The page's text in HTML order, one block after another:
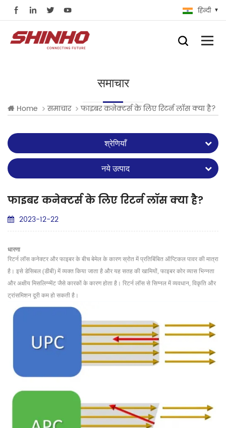
हिन्दी
समाचार
Home समाचार फाइबर कनेक्टर्स के लिए रिटर्न लॉस क्या है?
श्रेणियाँ
नये उत्पाद
फाइबर कनेक्टर्स के लिए रिटर्न लॉस क्या है?
2023-12-22
धारणा
रिटर्न लॉस कनेक्टर और फाइबर के बीच बेमेल के कारण स्रोत में प्रतिबिंबित ऑप्टिकल पावर की मात्रा
है। इसे डेसिबल (डीबी) में व्यक्त किया जाता है और यह सतह की खामियों, फाइबर कोर व्यास भिन्नता
और अक्षीय मिसलिग्न्मेंट जैसे कारकों के कारण होता है। रिटर्न लॉस से सिग्नल में व्यवधान, विकृति और
ट्रांसमिशन दूरी कम हो सकती है।